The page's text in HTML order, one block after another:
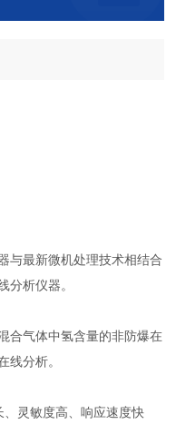
与最新微机处理技术相结合
分析仪器。
合气体中氢含量的非防爆在
线分析。
灵敏度高、响应速度快